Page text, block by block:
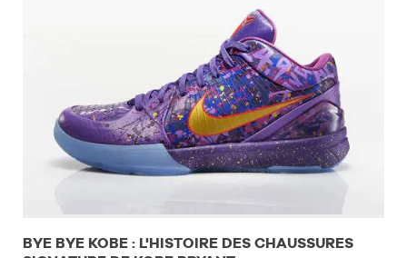
BYE BYE KOBE : L'HISTOIRE DES CHAUSSURES